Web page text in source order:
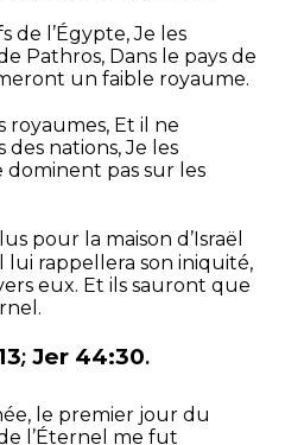
de l’Égypte,Je les
Pathros, Dans le pays de
un faible royaume.
royaumes, Et il ne
des nations,Je les
dominent pas sur les
pour la maison d’Israël
lui rappellera son iniquité,
eux. Et ils sauront que
; Jer 44:30.
le premier jour du
l’Éternel me fut